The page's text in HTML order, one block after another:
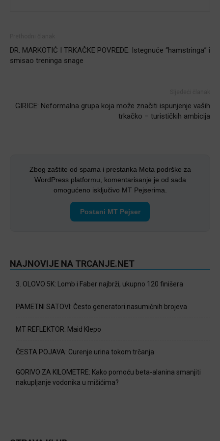
DR. MARKOTIĆ I TRKAČKE POVREDE: Istegnuće “hamstringa” i
smisao treninga snage
GIRICE: Neformalna grupa koja može značiti ispunjenje vaših
trkačko – turističkih ambicija
Zbog zaštite od spama i prestanka Meta podrške za
WordPress platformu, komentarisanje je od sada
omogućeno isključivo MT Pejserima.
Postani MT Pejser
NAJNOVIJE NA TRCANJE.NET
3. OLOVO 5K: Lomb i Faber najbrži, ukupno 120 finišera
PAMETNI SATOVI: Često generatori nasumičnih brojeva
MT REFLEKTOR: Maid Klepo
ČESTA POJAVA: Curenje urina tokom trčanja
GORIVO ZA KILOMETRE: Kako pomoću beta-alanina smanjiti
nakupljanje vodonika u mišićima?